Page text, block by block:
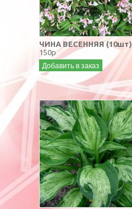
ЧИНА ВЕСЕННЯЯ (10шт)
150р
Добавить в заказ